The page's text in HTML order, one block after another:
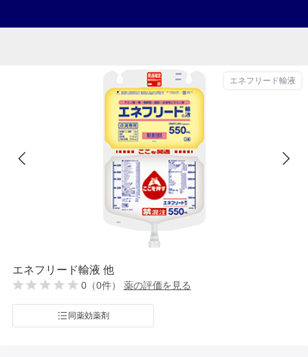
エネフリード輸液
エネフリード輸液 他
0（0件） 薬の評価を見る
同薬効薬剤